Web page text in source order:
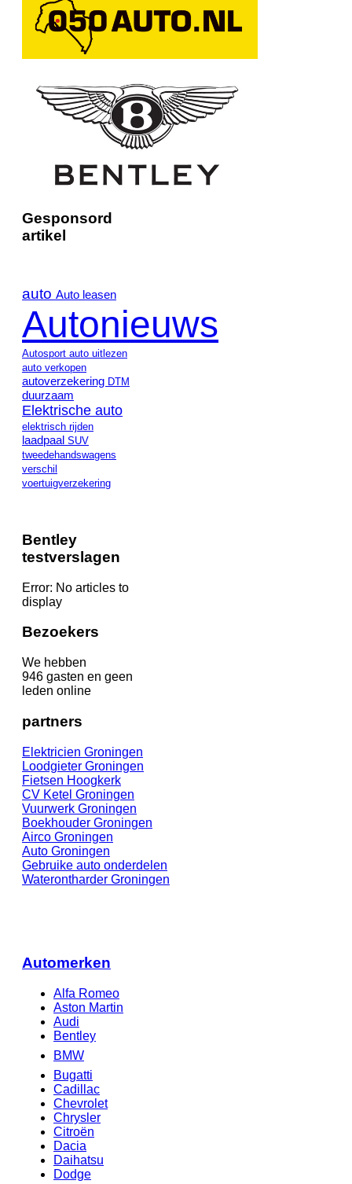
Gesponsord
artikel
auto Auto leasen
Autonieuws
Autosport auto uitlezen
auto verkopen
autoverzekering DTM
duurzaam
Elektrische auto
elektrisch rijden
laadpaal SUV
tweedehandswagens
verschil
voertuigverzekering
Bentley
testverslagen
Error: No articles to
display
Bezoekers
We hebben
946 gasten en geen
leden online
partners
Elektricien Groningen
Loodgieter Groningen
Fietsen Hoogkerk
CV Ketel Groningen
Vuurwerk Groningen
Boekhouder Groningen
Airco Groningen
Auto Groningen
Gebruike auto onderdelen
Waterontharder Groningen
Automerken
Alfa Romeo
Aston Martin
Audi
Bentley
BMW
Bugatti
Cadillac
Chevrolet
Chrysler
Citroën
Dacia
Daihatsu
Dodge